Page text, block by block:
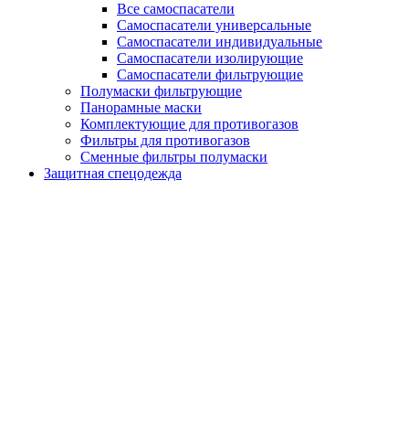
Все самоспасатели
Самоспасатели универсальные
Самоспасатели индивидуальные
Самоспасатели изолирующие
Самоспасатели фильтрующие
Полумаски фильтрующие
Панорамные маски
Комплектующие для противогазов
Фильтры для противогазов
Сменные фильтры полумаски
Защитная спецодежда